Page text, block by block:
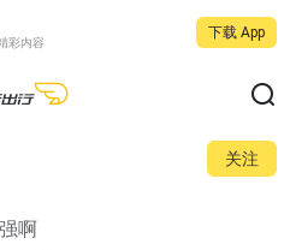
彩内容
下载 App
关注
啊